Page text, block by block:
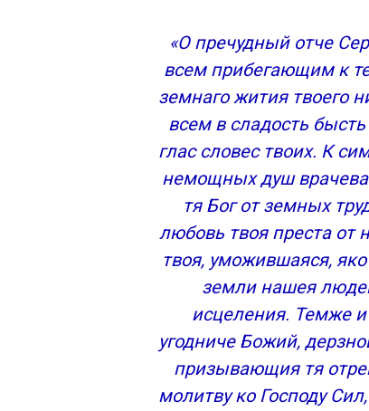
Житие святого
Подвиги веры
Почитание и память
Серафим Саровский чудотворец
Молитва Серафиму Саровскому
Молитва первая Серафиму
Молитва вторая Серафиму
Молитва третья Серафиму
Тропарь, глас 4
Кондак, глас 2
Слушать молитву Серафиму
«О пречудный отче
всем прибегающим к
земнаго жития твоего
всем в сладость
глас словес твоих. К
немощных душ
тя Бог от земных
любовь твоя преста от
твоя, уможившаяся,
земли нашея
исцеления. Темже
угодниче Божий,
призывающия тя
молитву ко Господу